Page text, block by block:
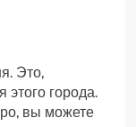
Это,
этого города.
вы можете